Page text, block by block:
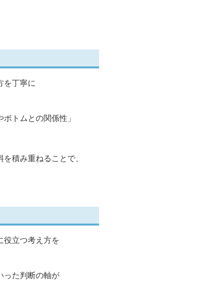
を丁寧に
トムとの関係性」
積み重ねることで、
役立つ考え方を
った判断の軸が